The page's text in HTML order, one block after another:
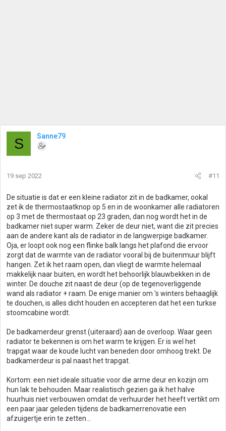
S Sanne79
19 sep 2022 #11
De situatie is dat er een kleine radiator zit in de badkamer, ookal
zet ik de thermostaatknop op 5 en in de woonkamer alle radiatoren
op 3 met de thermostaat op 23 graden, dan nog wordt het in de
badkamer niet super warm. Zeker de deur niet, want die zit precies
aan de andere kant als de radiator in de langwerpige badkamer.
Oja, er loopt ook nog een flinke balk langs het plafond die ervoor
zorgt dat de warmte van de radiator vooral bij de buitenmuur blijft
hangen. Zet ik het raam open, dan vliegt de warmte helemaal
makkelijk naar buiten, en wordt het behoorlijk blauwbekken in de
winter. De douche zit naast de deur (op de tegenoverliggende
wand als radiator + raam. De enige manier om 's winters behaaglijk
te douchen, is alles dicht houden en accepteren dat het een turkse
stoomcabine wordt.
De badkamerdeur grenst (uiteraard) aan de overloop. Waar geen
radiator te bekennen is om het warm te krijgen. Er is wel het
trapgat waar de koude lucht van beneden door omhoog trekt. De
badkamerdeur is pal naast het trapgat.
Kortom: een niet ideale situatie voor die arme deur en kozijn om
hun lak te behouden. Maar realistisch gezien ga ik het halve
huurhuis niet verbouwen omdat de verhuurder het heeft vertikt om
een paar jaar geleden tijdens de badkamerrenovatie een
afzuigertje erin te zetten...